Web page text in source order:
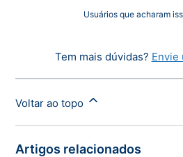
Usuários que acharam
Tem mais dúvidas? Envie
Voltar ao topo
Artigos relacionados